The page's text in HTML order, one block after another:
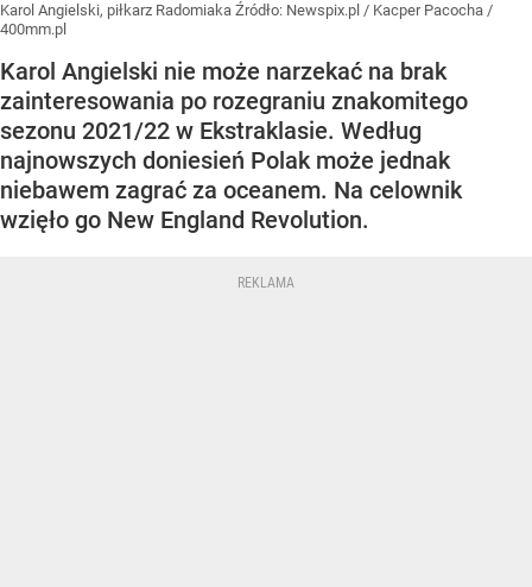
Karol Angielski, piłkarz Radomiaka Źródło: Newspix.pl / Kacper Pacocha /
400mm.pl
Karol Angielski nie może narzekać na brak
zainteresowania po rozegraniu znakomitego
sezonu 2021/22 w Ekstraklasie. Według
najnowszych doniesień Polak może jednak
niebawem zagrać za oceanem. Na celownik
wzięło go New England Revolution.